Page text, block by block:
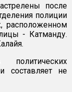
после
полиции
расположенном
- Катманду.
составляет не